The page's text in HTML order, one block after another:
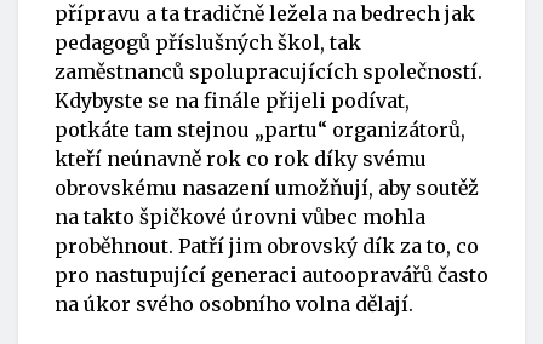
přípravu a ta tradičně ležela na bedrech jak
pedagogů příslušných škol, tak
zaměstnanců spolupracujících společností.
Kdybyste se na finále přijeli podívat,
potkáte tam stejnou „partu“ organizátorů,
kteří neúnavně rok co rok díky svému
obrovskému nasazení umožňují, aby soutěž
na takto špičkové úrovni vůbec mohla
proběhnout. Patří jim obrovský dík za to, co
pro nastupující generaci autoopravářů často
na úkor svého osobního volna dělají.